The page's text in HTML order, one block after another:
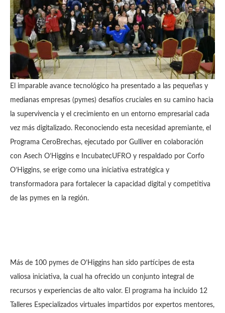
El imparable avance tecnológico ha presentado a las pequeñas y
medianas empresas (pymes) desafíos cruciales en su camino hacia
la supervivencia y el crecimiento en un entorno empresarial cada
vez más digitalizado. Reconociendo esta necesidad apremiante, el
Programa CeroBrechas, ejecutado por Gulliver en colaboración
con Asech O’Higgins e IncubatecUFRO y respaldado por Corfo
O’Higgins, se erige como una iniciativa estratégica y
transformadora para fortalecer la capacidad digital y competitiva
de las pymes en la región.
Más de 100 pymes de O’Higgins han sido partícipes de esta
valiosa iniciativa, la cual ha ofrecido un conjunto integral de
recursos y experiencias de alto valor. El programa ha incluido 12
Talleres Especializados virtuales impartidos por expertos mentores,